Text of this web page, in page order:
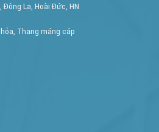
La, Hoài Đức, HN
Thang máng cáp